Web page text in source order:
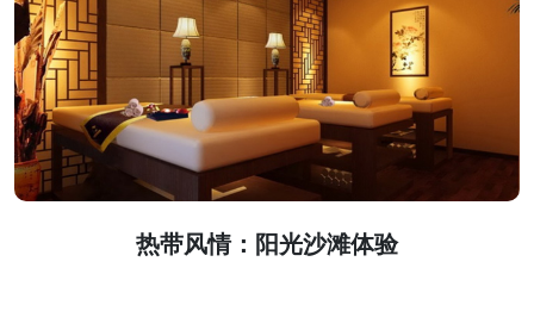
热带风情：阳光沙滩体验